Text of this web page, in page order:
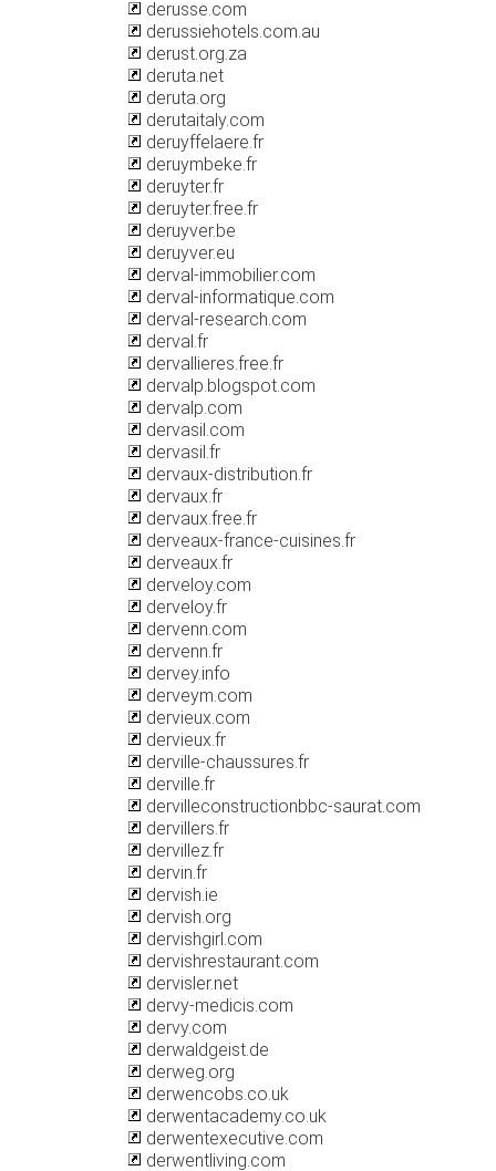
derusse.com
derussiehotels.com.au
derust.org.za
deruta.net
deruta.org
derutaitaly.com
deruyffelaere.fr
deruymbeke.fr
deruyter.fr
deruyter.free.fr
deruyver.be
deruyver.eu
derval-immobilier.com
derval-informatique.com
derval-research.com
derval.fr
dervallieres.free.fr
dervalp.blogspot.com
dervalp.com
dervasil.com
dervasil.fr
dervaux-distribution.fr
dervaux.fr
dervaux.free.fr
derveaux-france-cuisines.fr
derveaux.fr
derveloy.com
derveloy.fr
dervenn.com
dervenn.fr
dervey.info
derveym.com
dervieux.com
dervieux.fr
derville-chaussures.fr
derville.fr
dervilleconstructionbbc-saurat.com
dervillers.fr
dervillez.fr
dervin.fr
dervish.ie
dervish.org
dervishgirl.com
dervishrestaurant.com
dervisler.net
dervy-medicis.com
dervy.com
derwaldgeist.de
derweg.org
derwencobs.co.uk
derwentacademy.co.uk
derwentexecutive.com
derwentliving.com